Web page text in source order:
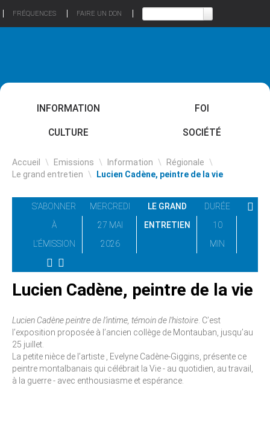
FRÉQUENCES FAIRE UN DON
INFORMATION FOI
CULTURE SOCIÉTÉ
Accueil \ Emissions \ Information \ Régionale \
Le grand entretien \ Lucien Cadène, peintre de la vie
S'ABONNER
À
L'ÉMISSION
MERCREDI
27 MAI
2026
LE GRAND
ENTRETIEN
DURÉE
10
MIN
Lucien Cadène, peintre de la vie
Lucien Cadène peintre de l’intime, témoin de l’histoire . C’est
l’exposition proposée à l’ancien collège de Montauban, jusqu’au
25 juillet.
La petite nièce de l’artiste , Evelyne Cadène-Giggins, présente ce
peintre montalbanais qui célébrait la Vie - au quotidien, au travail,
à la guerre - avec enthousiasme et espérance.